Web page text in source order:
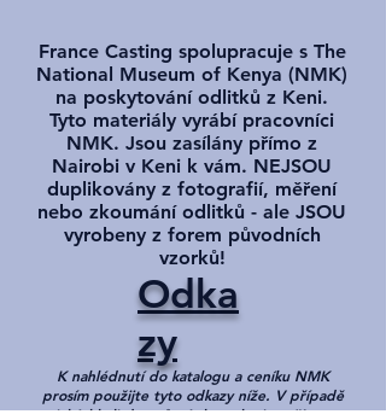
France Casting spolupracuje s The
National Museum of Kenya (NMK)
na poskytování odlitků z Keni.
Tyto materiály vyrábí pracovníci
NMK. Jsou zasílány přímo z
Nairobi v Keni k vám. NEJSOU
duplikovány z fotografií, měření
nebo zkoumání odlitků - ale JSOU
vyrobeny z forem původních
vzorků!
Odka
zy
K nahlédnutí do katalogu a ceníku NMK
prosím použijte tyto odkazy níže. V případě
jakýchkoli dotazů nás kontaktujte přímo.